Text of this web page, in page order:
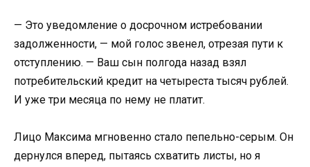
— Это уведомление о досрочном истребовании
задолженности, — мой голос звенел, отрезая пути к
отступлению. — Ваш сын полгода назад взял
потребительский кредит на четыреста тысяч рублей.
И уже три месяца по нему не платит.
Лицо Максима мгновенно стало пепельно-серым. Он
дернулся вперед, пытаясь схватить листы, но я